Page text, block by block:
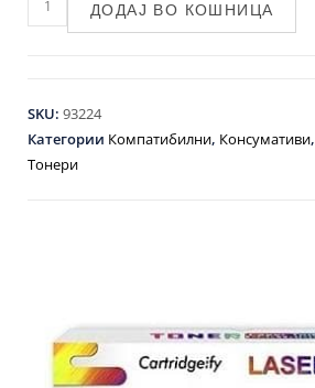
ДОДАЈ ВО КОШНИЦА
SKU: 93224
Категории Компатибилни, Консумативи,
Тонери